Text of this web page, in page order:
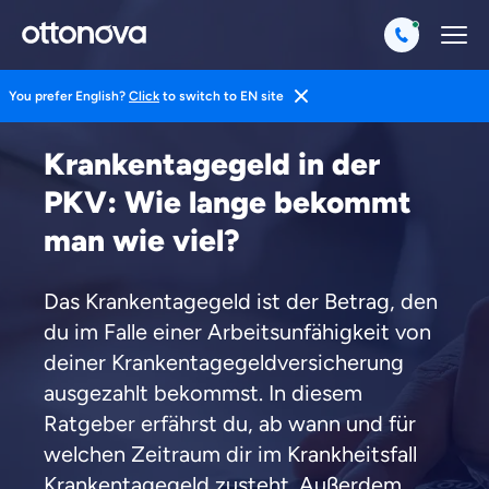
You prefer English? Click to switch to EN site
Krankentagegeld in der
PKV: Wie lange bekommt
man wie viel?
Das Krankentagegeld ist der Betrag, den
du im Falle einer Arbeitsunfähigkeit von
deiner Krankentagegeldversicherung
ausgezahlt bekommst. In diesem
Ratgeber erfährst du, ab wann und für
welchen Zeitraum dir im Krankheitsfall